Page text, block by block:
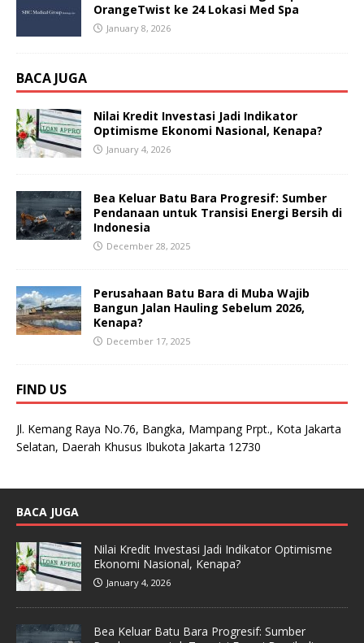
OrangeTwist ke 24 Lokasi Med Spa
January 8, 2026
BACA JUGA
Nilai Kredit Investasi Jadi Indikator
Optimisme Ekonomi Nasional, Kenapa?
January 4, 2026
Bea Keluar Batu Bara Progresif: Sumber
Pendanaan untuk Transisi Energi Bersih di
Indonesia
December 28, 2025
Perusahaan Batu Bara di Muba Wajib
Bangun Jalan Hauling Sebelum 2026,
Kenapa?
December 17, 2025
FIND US
Jl. Kemang Raya No.76, Bangka, Mampang Prpt., Kota Jakarta
Selatan, Daerah Khusus Ibukota Jakarta 12730
BACA JUGA
Nilai Kredit Investasi Jadi Indikator Optimisme
Ekonomi Nasional, Kenapa?
January 4, 2026
Bea Keluar Batu Bara Progresif: Sumber